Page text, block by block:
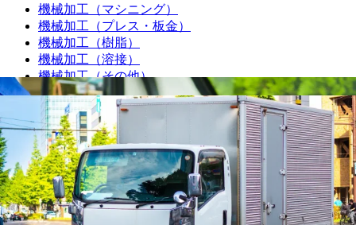
機械加工（マシニング）
機械加工（プレス・板金）
機械加工（樹脂）
機械加工（溶接）
機械加工（その他）
組み立て・製造オペレーター
プラントオペレーター
食品・飲料・医薬品製造オペレーター
サービスエンジニア・フィールドエンジニア
シーケンス制御（PLC・シーケンス・ラダー）
品質管理・品質保証
設備保全（機械）
設備保全（電気）